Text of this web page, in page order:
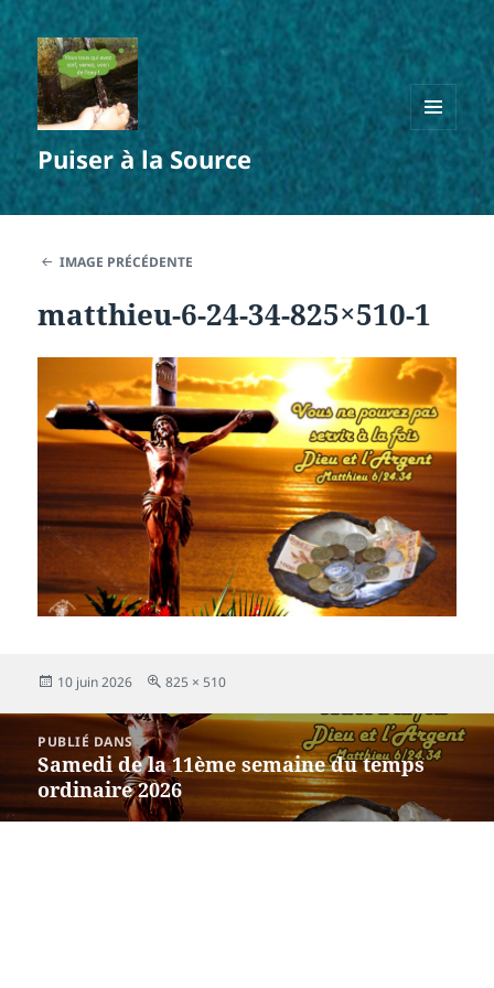
Puiser à la Source
MENU
ET
WIDGETS
IMAGE PRÉCÉDENTE
matthieu-6-24-34-825×510-1
Publié
10 juin 2026
Taille
825 × 510
Navigation
l’article
PUBLIÉ DANS
Samedi de la 11ème semaine du temps
ordinaire 2026